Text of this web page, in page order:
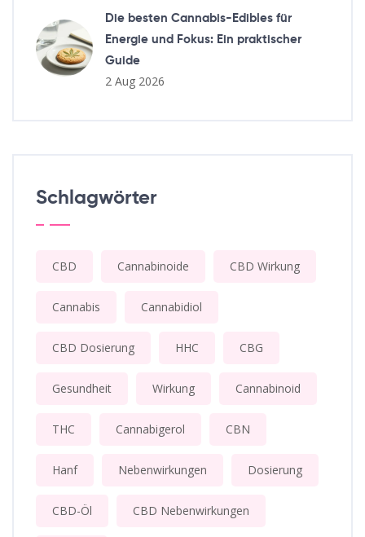
Die besten Cannabis-Edibles für
Energie und Fokus: Ein praktischer
Guide
2 Aug 2026
Schlagwörter
CBD Cannabinoide CBD Wirkung
Cannabis Cannabidiol
CBD Dosierung HHC CBG
Gesundheit Wirkung Cannabinoid
THC Cannabigerol CBN
Hanf Nebenwirkungen Dosierung
CBD-Öl CBD Nebenwirkungen